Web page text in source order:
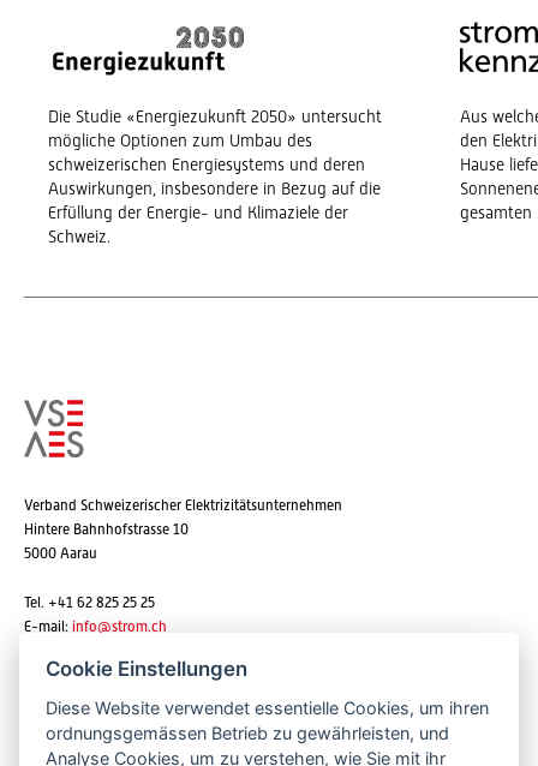
Die Studie «Energiezukunft 2050» untersucht
mögliche Optionen zum Umbau des
schweizerischen Energiesystems und deren
Auswirkungen, insbesondere in Bezug auf die
Erfüllung der Energie- und Klimaziele der
Schweiz.
Aus
den
Hause
gesamten
Verband Schweizerischer Elektrizitätsunternehmen
Hintere Bahnhofstrasse 10
5000 Aarau
Tel. +41 62 825 25 25
E-mail: info@strom.ch
Newsletter abonnieren
Cookie Einstellungen
Diese Website verwendet essentielle Cookies, um ihren
ordnungsgemässen Betrieb zu gewährleisten, und
Analyse Cookies, um zu verstehen, wie Sie mit ihr